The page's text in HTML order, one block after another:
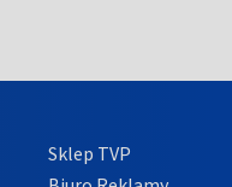
Sklep TVP